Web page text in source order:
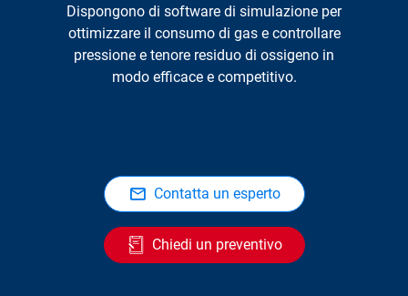
Dispongono di software di simulazione per
ottimizzare il consumo di gas e controllare
pressione e tenore residuo di ossigeno in
modo efficace e competitivo.
Contatta un esperto
Chiedi un preventivo